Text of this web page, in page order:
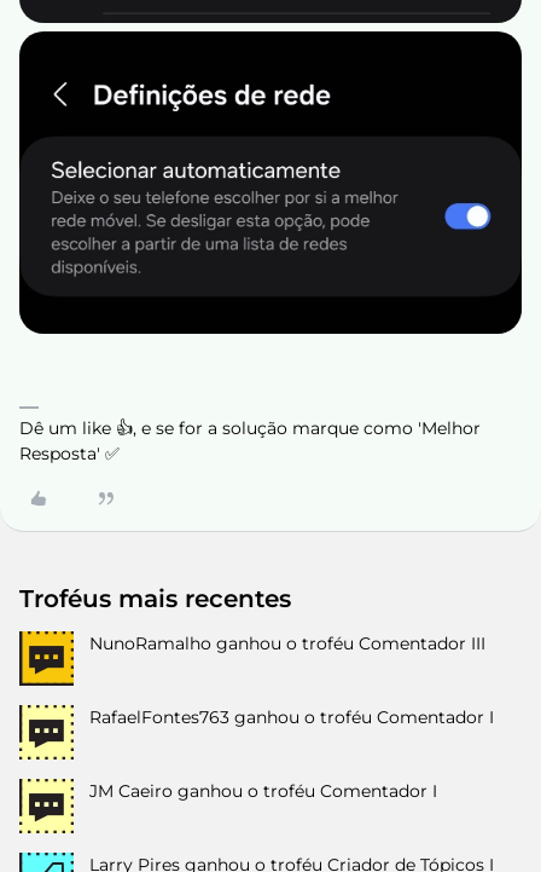
Dê um like 👍, e se for a solução marque como 'Melhor
Resposta' ✅
Troféus mais recentes
NunoRamalho ganhou o troféu Comentador III
RafaelFontes763 ganhou o troféu Comentador I
JM Caeiro ganhou o troféu Comentador I
Larry Pires ganhou o troféu Criador de Tópicos I